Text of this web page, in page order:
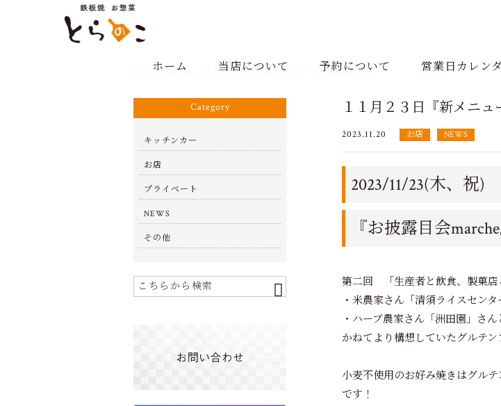
ホーム 当店について 予約について 営業日カレン
ホーム お店 １１月２３日『新メニューお披露目会』
１１月２３日『新メニュ
2023.11.20 お店 NEWS
2023/11/23(木、祝
『お披露目会marche
第二回 「生産者と飲食、製菓店
・米農家さん「清須ライスセンタ
・ハーブ農家さん「洲田園」さん
かねてより構想していたグルテ
小麦不使用のお好み焼きはグル
です！
Category
キッチンカー
お店
プライベート
NEWS
その他